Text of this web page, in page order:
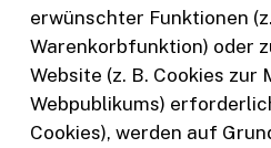
erwünschter Funktionen
Warenkorbfunktion) oder
Website (z. B. Cookies zur
Webpublikums)
Cookies), werden auf